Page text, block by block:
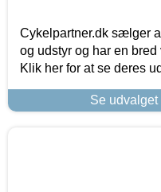
Cykelpartner.dk sælger
og udstyr og har en
Klik her for at se deres
Se